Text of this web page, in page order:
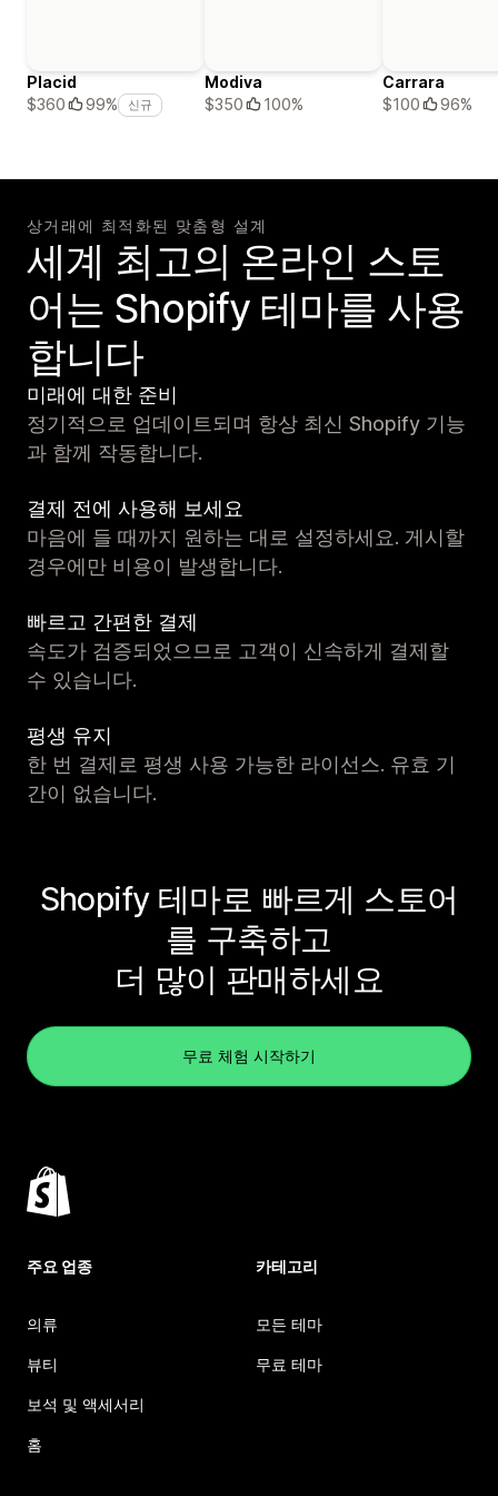
Placid
$360
99% 신규
Modiva
$350
100%
Carrara
$100
96%
상거래에 최적화된 맞춤형 설계
세계 최고의 온라인 스토
어는 Shopify 테마를 사용
합니다
미래에 대한 준비
정기적으로 업데이트되며 항상 최신 Shopify 기능
과 함께 작동합니다.
결제 전에 사용해 보세요
마음에 들 때까지 원하는 대로 설정하세요. 게시할
경우에만 비용이 발생합니다.
빠르고 간편한 결제
속도가 검증되었으므로 고객이 신속하게 결제할
수 있습니다.
평생 유지
한 번 결제로 평생 사용 가능한 라이선스. 유효 기
간이 없습니다.
Shopify 테마로 빠르게 스토어
를 구축하고
더 많이 판매하세요
무료 체험 시작하기
주요 업종
의류
뷰티
보석 및 액세서리
홈
카테고리
모든 테마
무료 테마